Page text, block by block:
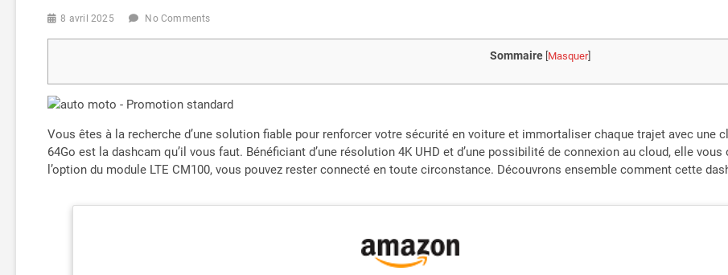
8 avril 2025 No Comments
Sommaire [Masquer]
Vous êtes à la recherche d’une solution fiable pour renforcer votre sécurité en voiture et immortaliser chaque trajet avec une
64Go est la dashcam qu’il vous faut. Bénéficiant d’une résolution 4K UHD et d’une possibilité de connexion au cloud, elle
l’option du module LTE CM100, vous pouvez rester connecté en toute circonstance. Découvrons ensemble comment cette